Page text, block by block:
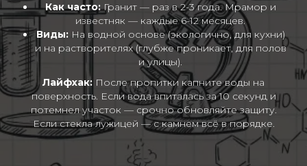
Как часто:Гранит — раз в 2-3 года. Мрамор и
известняк — каждые 6-12 месяцев.
Виды:На водной основе (экологично, для кухни)
и на растворителях (глубже проникает, для полов
и улицы).
Лайфхак: После пропитки капните воды на
поверхность. Если вода впиталась за 10 секунд и
потемнел участок — срочно обновляйте защиту.
Если стекла лужицей — с камнем всё в порядке.